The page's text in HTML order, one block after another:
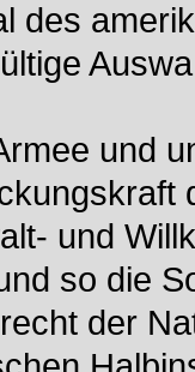
des
und
und
so die
der